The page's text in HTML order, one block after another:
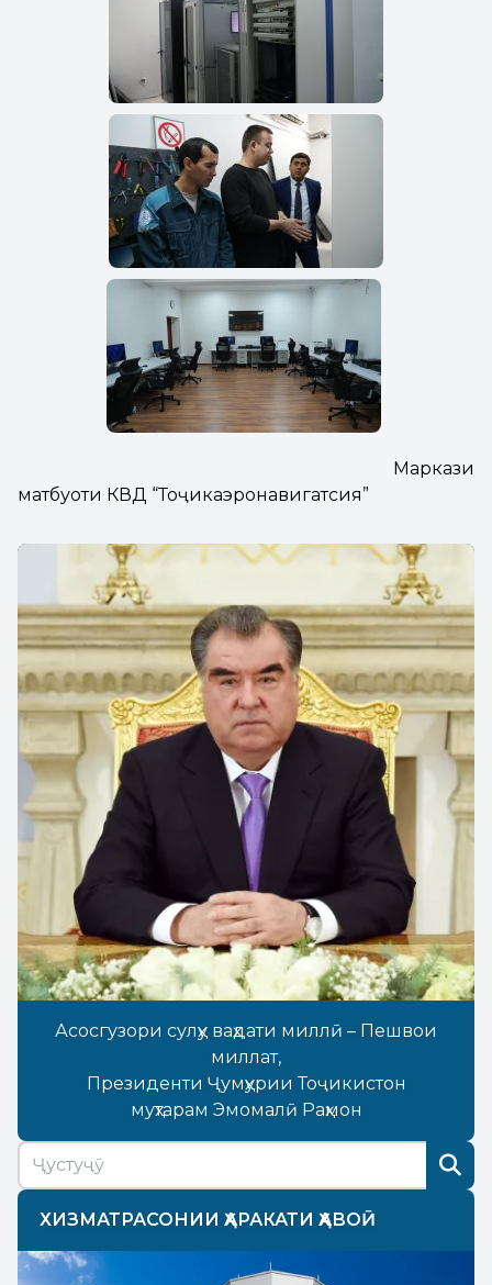
Маркази
матбуоти КВД “Тоҷикаэронавигатсия”
Асосгузори сулҳу ваҳдати миллӣ – Пешвои
миллат,
Президенти Ҷумҳурии Тоҷикистон
муҳтарам Эмомалӣ Раҳмон
ХИЗМАТРАСОНИИ ҲАРАКАТИ ҲАВОӢ